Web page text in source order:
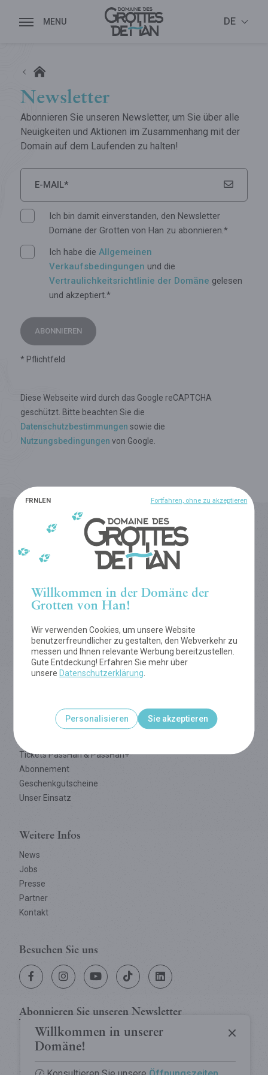
Tropfsteinhöhle
Die Tropfsteinhöhle
Tropfsteinhöhle entdecken
Wildtierpark
Tree Experience
DE
Newsletter
Abonnieren Sie unseren Newsletter, um Sie über alle
Neuigkeiten und Aktionen im Zusammenhang mit der
Domain auf dem Laufenden zu halten!
E-MAIL*
Ich bin damit einverstanden, den Newsletter
Domäne der Grotten von Han zu abonnieren.*
Ich habe die Allgemeinen
Verkaufsbedingungen und die
Vertraulichkeitsrichtlinie der Domäne gelesen
und akzeptiert.*
ABONNIEREN
* Pflichtfeld
Diese Webseite wird durch das Google reCAPTCHA
geschützt. Bitte beachten Sie die
Datenschutzbestimmungen sowie die
Nutzungsbedingungen von Google.
Willkommen in unserer
Domäne!
Tropfsteinhöhle
Wildtierpark
Tree Experience
Praktische Infos
Exklusive Besuche
Glamping
Internationale Schulen
Tickets PassHan & PassHan+
Abonnement
Geschenkgutscheine
Unser Einsatz
Weitere Infos
News
Jobs
Presse
Partner
Kontakt
Besuchen Sie uns
Abonnieren Sie unseren Newsletter
Willkommen in der Domäne der
Grotten von Han!
Wir verwenden Cookies, um unsere Website
benutzerfreundlicher zu gestalten, den Webverkehr zu
messen und Ihnen relevante Werbung bereitzustellen.
Gute Entdeckung! Erfahren Sie mehr über
unsere Datenschutzerklärung
FR NLEN
Personalisieren Sie akzeptieren
Fortfahren, ohne zu akzeptieren